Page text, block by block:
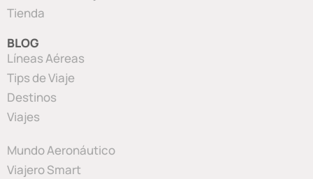
Tienda
BLOG
Líneas Aéreas
Tips de Viaje
Destinos
Viajes
Mundo Aeronáutico
Viajero Smart